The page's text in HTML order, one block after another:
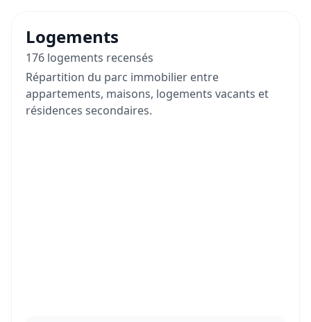
Logements
176 logements recensés
Répartition du parc immobilier entre
appartements, maisons, logements vacants et
résidences secondaires.